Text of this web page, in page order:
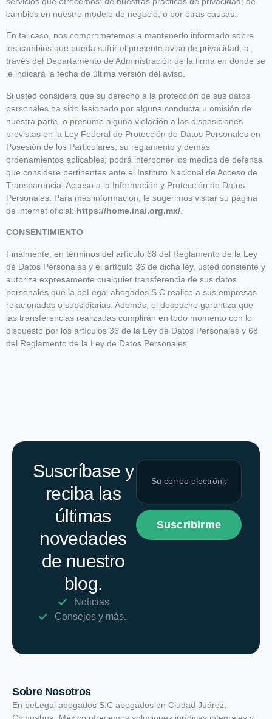
cambios en nuestro modelo de negocio, o por otras causas.
En tal caso, nos comprometemos a mantenerlo informado sobre
los cambios que pueda sufrir el presente aviso de privacidad, a
través del Departamento de Administración de la firma en donde se
le indicará la fecha de última versión del aviso.
Si usted considera que su derecho a la protección de sus datos
personales ha sido lesionado por alguna conducta u omisión de
nuestra parte, o presume alguna violación a las disposiciones
previstas en la Ley Federal de Protección de Datos Personales en
Posesión de los Particulares, su reglamento y demás
ordenamientos aplicables; podrá interponer los medios de defensa
que considere pertinentes ante el Instituto Nacional de Acceso de
Transparencia, Acceso a la Información y Protección de Datos
Personales. Para más información, le sugerimos visitar su página
de internet oficial: https://home.inai.org.mx/
CONSENTIMIENTO
Finalmente, en términos del artículo 68 del Reglamento de la Ley
de Datos Personales y el artículo 36 de dicha ley, usted consiente y
autoriza expresamente cualquier transferencia de sus datos
personales que la beLegal abogados S.C realice a sus empresas
relacionadas o subsidiarias. Además, el despacho garantiza que
las transferencias realizadas cumplirán en todo momento con lo
dispuesto por los artículos 36 de la Ley de Datos Personales y 68
del Reglamento de la Ley de Datos Personales.
Suscríbase y
reciba las
últimas
novedades
de nuestro
blog.
Noticias
Consejos y más..
Suscribirme
Sobre Nosotros
En beLegal abogados S.C abogados en Ciudad Juárez,